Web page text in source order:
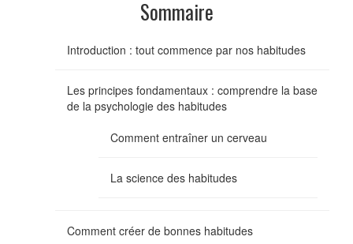
Sommaire
Introduction : tout commence par nos habitudes
Les principes fondamentaux : comprendre la base
de la psychologie des habitudes
Comment entraîner un cerveau
La science des habitudes
Comment créer de bonnes habitudes